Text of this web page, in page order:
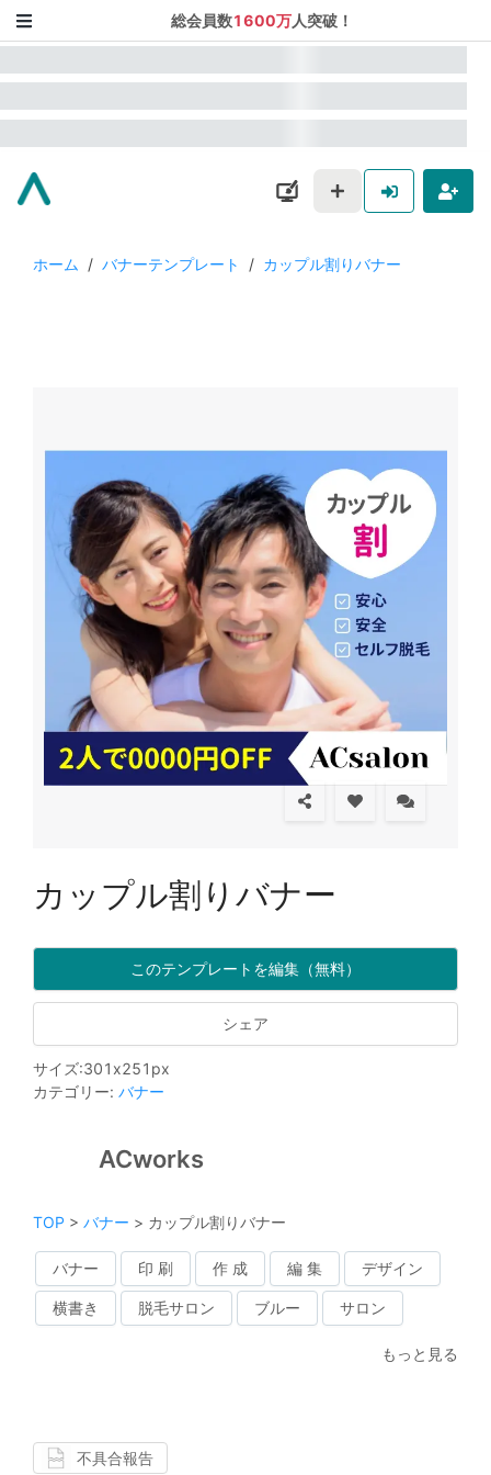
総会員数1600万人突破！
ホーム / バナーテンプレート / カップル割りバナー
カップル割りバナー
このテンプレートを編集（無料）
シェア
サイズ:301 x251 px
カテゴリー: バナー
ACworks
TOP > バナー > カップル割りバナー
バナー 印 刷 作 成 編 集 デザイン
横書き 脱毛サロン ブルー サロン
もっと見る
不具合報告